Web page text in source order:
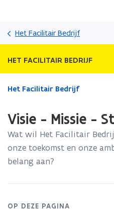
Het Facilitair Bedrijf
HET FACILITAIR BEDRIJF
Gedaan
bevindt
op:
Visie
Strategie
Het Facilitair Bedrijf
Visie - Missie -
Wat wil Het Facilitair
onze toekomst en onze
belang aan?
OP DEZE PAGINA